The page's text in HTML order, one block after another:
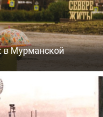
в Мурманской